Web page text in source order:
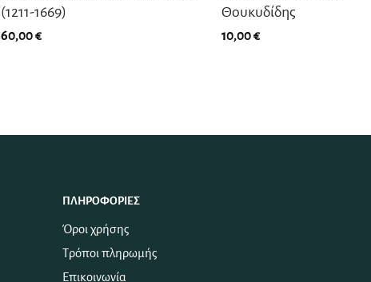
(1211-1669)
60,00€
Θουκυδίδης
10,00€
ΠΛΗΡΟΦΟΡΊΕΣ
Όροι χρήσης
Τρόποι πληρωμής
Επικοινωνία